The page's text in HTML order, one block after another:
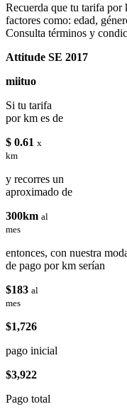
Recuerda que tu tarifa por
factores como: edad,
Consulta términos y
Attitude SE 2017
miituo
Si tu tarifa
por km es de
$ 0.61 x
km
y recorres un
aproximado de
300km al
mes
entonces, con nuestra
de pago por km serían
$183 al
mes
$1,726
pago inicial
$3,922
Pago total